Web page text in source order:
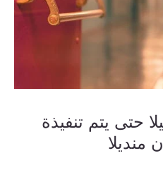
حتى يتم تنفيذة
منديلا